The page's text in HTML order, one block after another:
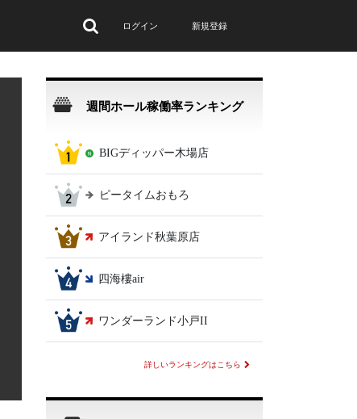
ログイン 新規登録
週間ホール稼働率ランキング
BIGディッパー木場店
ピータイムおもろ
アイランド秋葉原店
四海樓air
ワンダーランド小戸II
詳しいランキングはこちら